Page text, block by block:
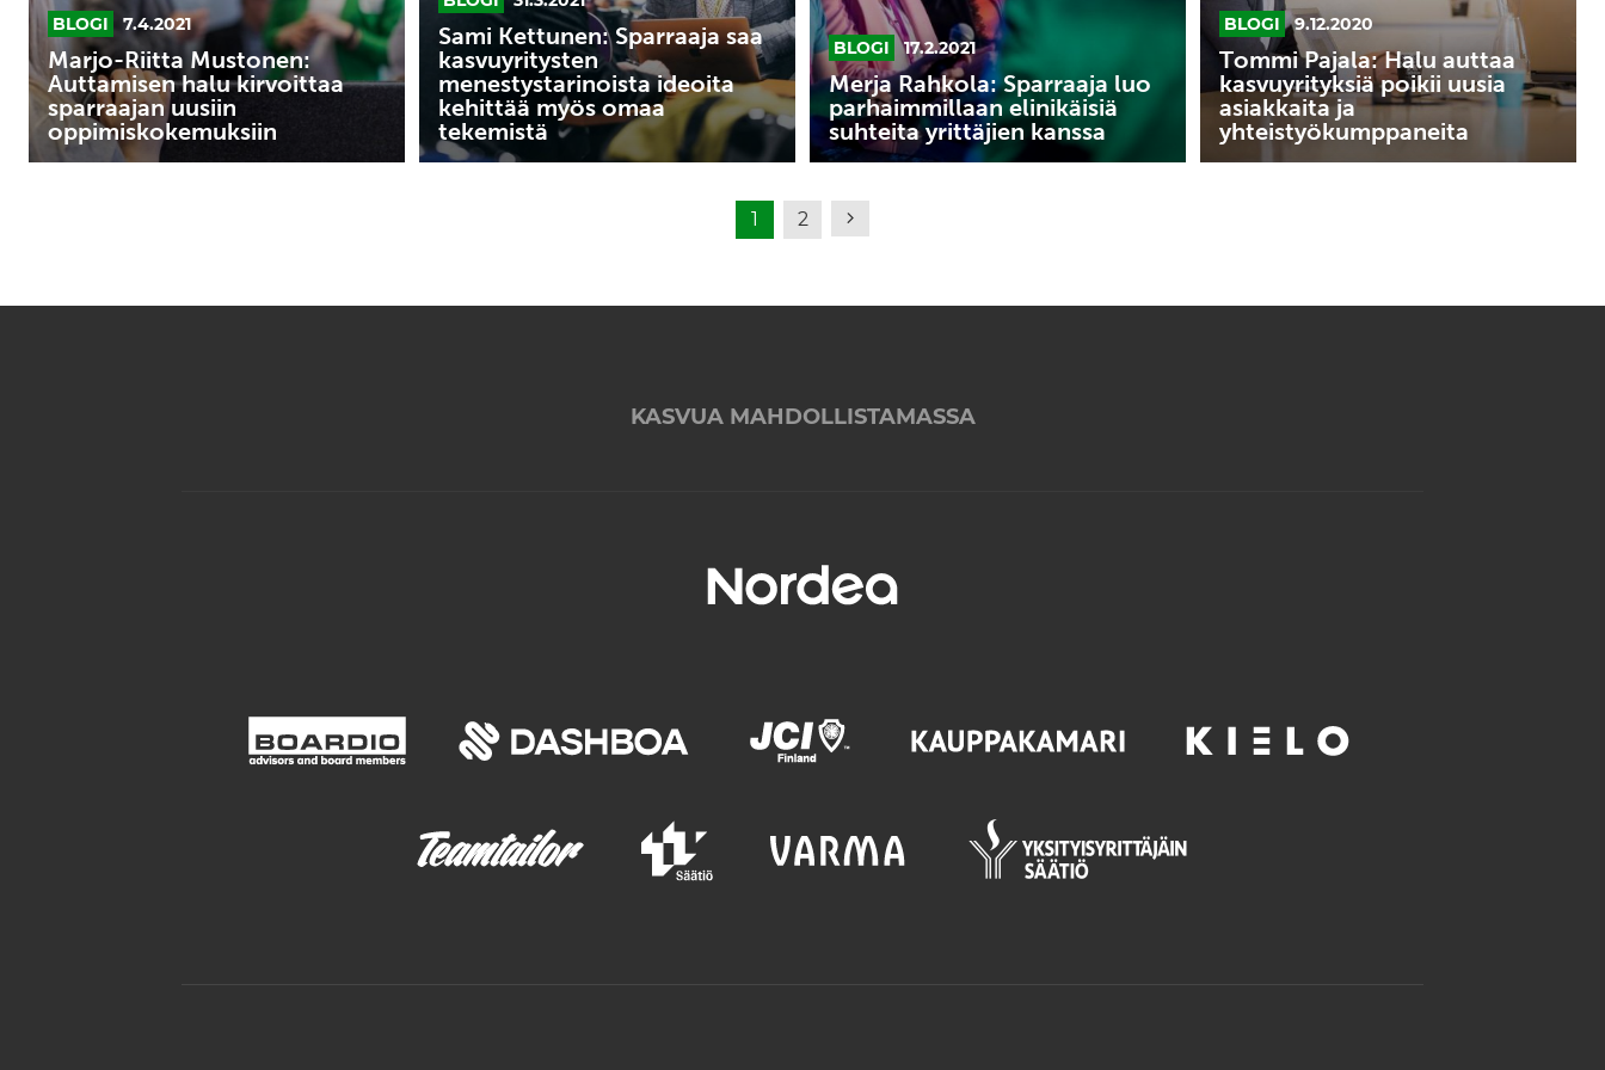
oppimiskokemuksiin
BLOGI 7.4.2021
Marjo-Riitta Mustonen:
Auttamisen halu kirvoittaa
sparraajan uusiin
oppimiskokemuksiin
myös
omaa
tekemistä
Sami Kettunen: Sparraaja saa
kasvuyritysten
menestystarinoista ideoita
kehittää myös omaa
tekemistä
kanssa
BLOGI 17.2.2021
Merja Rahkola: Sparraaja luo
parhaimmillaan elinikäisiä
suhteita yrittäjien kanssa
yhteistyökumppaneita
BLOGI 9.12.2020
Tommi Pajala: Halu auttaa
kasvuyrityksiä poikii uusia
asiakkaita ja
yhteistyökumppaneita
1 2
KASVUA MAHDOLLISTAMASSA